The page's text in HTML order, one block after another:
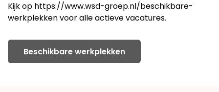
Kijk op https://www.wsd-groep.nl/beschikbare-
werkplekkenvoor alle actieve vacatures.
Beschikbare werkplekken